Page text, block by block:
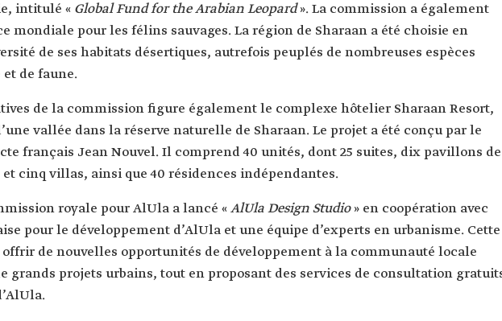
intitulé « Global Fund for the Arabian Leopard». La commission a également
mondiale pour les félins sauvages. La région de Sharaan a été choisie en
de ses habitats désertiques, autrefois peuplés de nombreuses espèces
de faune.
de la commission figure également le complexe hôtelier Sharaan Resort,
vallée dans la réserve naturelle de Sharaan. Le projet a été conçu par le
français Jean Nouvel. Il comprend 40 unités, dont 25 suites, dix pavillons de
cinq villas, ainsi que 40 résidences indépendantes.
royale pour AlUla a lancé «AlUla Design Studio» en coopération avec
pour le développement d’AlUla et une équipe d’experts en urbanisme. Cette
de nouvelles opportunités de développement à la communauté locale
grands projets urbains, tout en proposant des services de consultation